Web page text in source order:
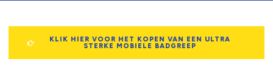
KLIK HIER VOOR HET KOPEN VAN EEN ULTRA
STERKE MOBIELE BADGREEP